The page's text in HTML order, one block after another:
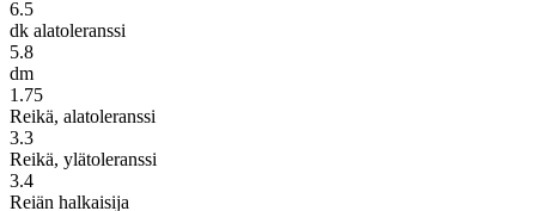
6.5
dk alatoleranssi
5.8
dm
1.75
Reikä, alatoleranssi
3.3
Reikä, ylätoleranssi
3.4
Reiän halkaisija